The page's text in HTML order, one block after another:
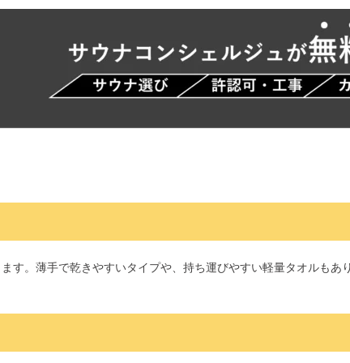
す。薄手で乾きやすいタイプや、持ち運びやすい軽量タオルもあ